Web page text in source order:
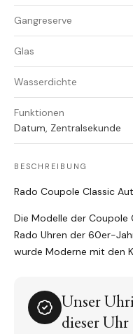
Gangreserve
Glas
Wasserdichte
Funktionen
Datum, Zentralsekunde
BESCHREIBUNG
Rado Coupole Classic
Die Modelle der Coupole
Rado Uhren der 60er-
wurde Moderne mit den
Unser
dieser Uhr